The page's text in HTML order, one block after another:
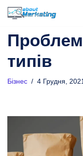
до
вмісту
типів
Бізнес 4 Грудня,